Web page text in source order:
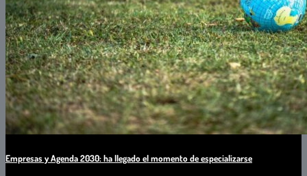
Empresas y Agenda 2030: ha llegado el momento de especializarse